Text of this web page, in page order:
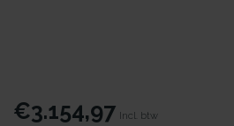
€3.154,97 Incl. btw